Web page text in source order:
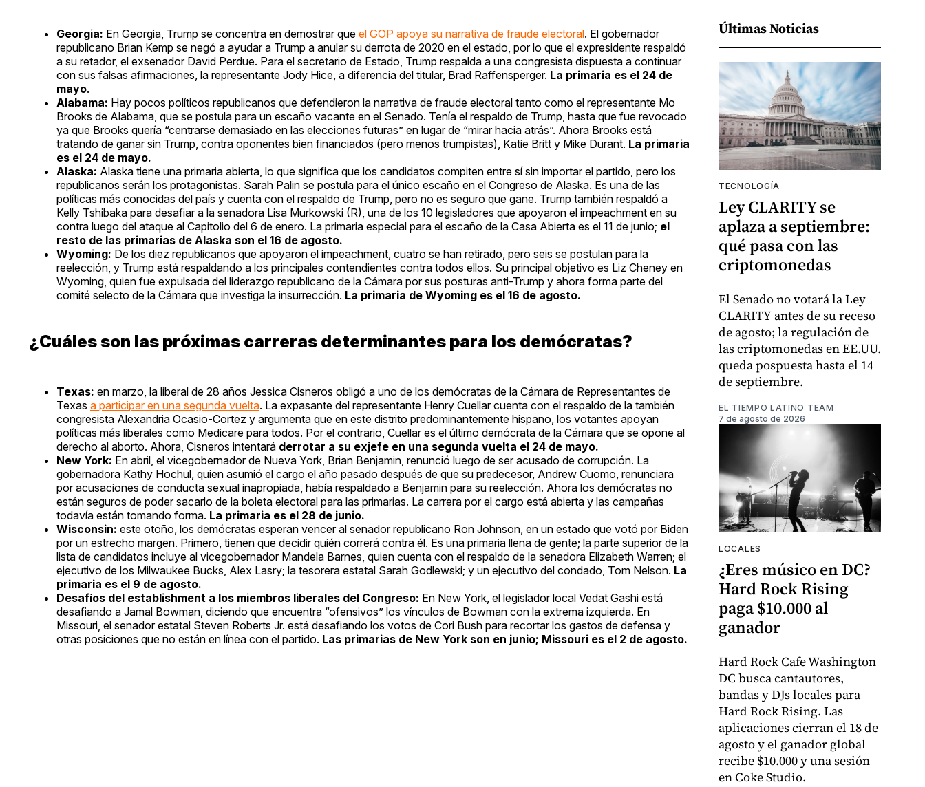
Georgia: En Georgia, Trump se concentra en demostrar que el GOP apoya su narrativa de fraude electoral. El gobernador
republicano Brian Kemp se negó a ayudar a Trump a anular su derrota de 2020 en el estado, por lo que el expresidente respaldó
a su retador, el exsenador David Perdue. Para el secretario de Estado, Trump respalda a una congresista dispuesta a continuar
con sus falsas afirmaciones, la representante Jody Hice, a diferencia del titular, Brad Raffensperger. La primaria es el 24 de
mayo.
Alabama: Hay pocos políticos republicanos que defendieron la narrativa de fraude electoral tanto como el representante Mo
Brooks de Alabama, que se postula para un escaño vacante en el Senado. Tenía el respaldo de Trump, hasta que fue revocado
ya que Brooks quería “centrarse demasiado en las elecciones futuras” en lugar de “mirar hacia atrás”. Ahora Brooks está
tratando de ganar sin Trump, contra oponentes bien financiados (pero menos trumpistas), Katie Britt y Mike Durant. La primaria
es el 24 de mayo.
Alaska: Alaska tiene una primaria abierta, lo que significa que los candidatos compiten entre sí sin importar el partido, pero los
republicanos serán los protagonistas. Sarah Palin se postula para el único escaño en el Congreso de Alaska. Es una de las
políticas más conocidas del país y cuenta con el respaldo de Trump, pero no es seguro que gane. Trump también respaldó a
Kelly Tshibaka para desafiar a la senadora Lisa Murkowski (R), una de los 10 legisladores que apoyaron el impeachment en su
contra luego del ataque al Capitolio del 6 de enero. La primaria especial para el escaño de la Casa Abierta es el 11 de junio; el
resto de las primarias de Alaska son el 16 de agosto.
Wyoming: De los diez republicanos que apoyaron el impeachment, cuatro se han retirado, pero seis se postulan para la
reelección, y Trump está respaldando a los principales contendientes contra todos ellos. Su principal objetivo es Liz Cheney en
Wyoming, quien fue expulsada del liderazgo republicano de la Cámara por sus posturas anti-Trump y ahora forma parte del
comité selecto de la Cámara que investiga la insurrección. La primaria de Wyoming es el 16 de agosto.
¿Cuáles son las próximas carreras determinantes para los demócratas?
Texas: en marzo, la liberal de 28 años Jessica Cisneros obligó a uno de los demócratas de la Cámara de Representantes de
Texas a participar en una segunda vuelta. La expasante del representante Henry Cuellar cuenta con el respaldo de la también
congresista Alexandria Ocasio-Cortez y argumenta que en este distrito predominantemente hispano, los votantes apoyan
políticas más liberales como Medicare para todos. Por el contrario, Cuellar es el último demócrata de la Cámara que se opone al
derecho al aborto. Ahora, Cisneros intentará derrotar a su exjefe en una segunda vuelta el 24 de mayo.
New York: En abril, el vicegobernador de Nueva York, Brian Benjamin, renunció luego de ser acusado de corrupción. La
gobernadora Kathy Hochul, quien asumió el cargo el año pasado después de que su predecesor, Andrew Cuomo, renunciara
por acusaciones de conducta sexual inapropiada, había respaldado a Benjamin para su reelección. Ahora los demócratas no
están seguros de poder sacarlo de la boleta electoral para las primarias. La carrera por el cargo está abierta y las campañas
todavía están tomando forma. La primaria es el 28 de junio.
Wisconsin: este otoño, los demócratas esperan vencer al senador republicano Ron Johnson, en un estado que votó por Biden
por un estrecho margen. Primero, tienen que decidir quién correrá contra él. Es una primaria llena de gente; la parte superior de la
lista de candidatos incluye al vicegobernador Mandela Barnes, quien cuenta con el respaldo de la senadora Elizabeth Warren; el
ejecutivo de los Milwaukee Bucks, Alex Lasry; la tesorera estatal Sarah Godlewski; y un ejecutivo del condado, Tom Nelson. La
primaria es el 9 de agosto.
Desafíos del establishment a los miembros liberales del Congreso: En New York, el legislador local Vedat Gashi está
desafiando a Jamal Bowman, diciendo que encuentra “ofensivos” los vínculos de Bowman con la extrema izquierda. En
Missouri, el senador estatal Steven Roberts Jr. está desafiando los votos de Cori Bush para recortar los gastos de defensa y
otras posiciones que no están en línea con el partido. Las primarias de New York son en junio; Missouri es el 2 de agosto.
Últimas Noticias
TECNOLOGÍA
Ley CLARITY se
aplaza a septiembre:
qué pasa con las
criptomonedas
El Senado no votará la Ley
CLARITY antes de su receso
de agosto; la regulación de
las criptomonedas en EE.UU.
queda pospuesta hasta el 14
de septiembre.
EL TIEMPO LATINO TEAM
7 de agosto de 2026
LOCALES
¿Eres músico en DC?
Hard Rock Rising
paga $10.000 al
ganador
Hard Rock Cafe Washington
DC busca cantautores,
bandas y DJs locales para
Hard Rock Rising. Las
aplicaciones cierran el 18 de
agosto y el ganador global
recibe $10.000 y una sesión
en Coke Studio.